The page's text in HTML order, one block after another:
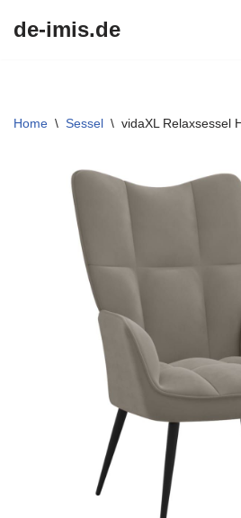
de-imis.de
Home \ Sessel \ vidaXL Relaxsessel